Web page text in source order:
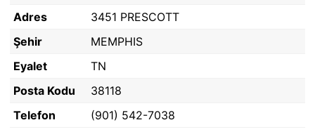
Adres
3451 PRESCOTT
Şehir
MEMPHIS
Eyalet
TN
Posta Kodu
38118
Telefon
(901) 542-7038